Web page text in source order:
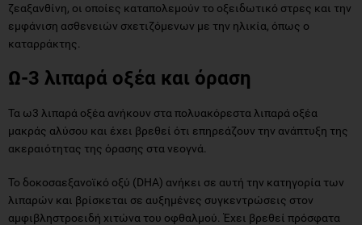
ζεαξανθίνη, οι οποίες καταπολεμούν το οξειδωτικό στρες και την
εμφάνιση ασθενειών σχετιζόμενων με την ηλικία, όπως ο
καταρράκτης.
Ω-3 λιπαρά οξέα και όραση
Τα ω3 λιπαρά οξέα ανήκουν στα πολυακόρεστα λιπαρά οξέα
μακράς αλύσου και έχει βρεθεί ότι επηρεάζουν την ανάπτυξη της
ακεραιότητας της όρασης στα νεογνά.
Το δοκοσαεξανοϊκό οξύ (DHA) ανήκει σε αυτή την κατηγορία των
λιπαρών και βρίσκεται σε αυξημένες συγκεντρώσεις στον
αμφιβληστροειδή χιτώνα του οφθαλμού. Έχει βρεθεί πρόσφατα